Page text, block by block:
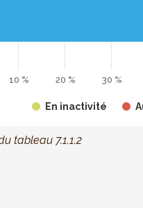
En inactivité
10 % 20 % 30 %
tableau 7.1.1.2